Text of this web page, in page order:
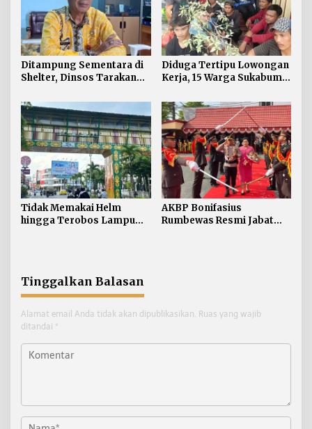
Ditampung Sementara di
Shelter, Dinsos Tarakan
Pekerja Asal Jawa Barat
Diduga Tertipu Lowongan
Kerja, 15 Warga Sukabumi
Tidak Memakai Helm
hingga Terobos Lampu
AKBP Bonifasius
Rumbewas Resmi Jabat
Tinggalkan Balasan
Alamat email Anda tidak akan dipublikasikan. Ruas yang wajib
ditandai *